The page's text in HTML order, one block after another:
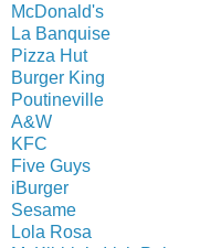
McDonald's
La Banquise
Pizza Hut
Burger King
Poutineville
A&W
KFC
Five Guys
iBurger
Sesame
Lola Rosa